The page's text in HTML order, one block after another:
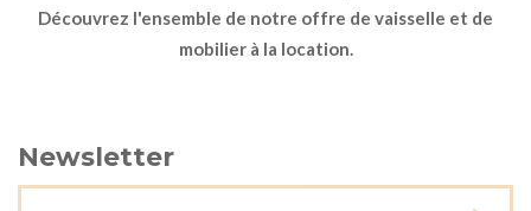
Découvrez l'ensemble de notre offre de vaisselle et de
mobilier à la location.
Newsletter